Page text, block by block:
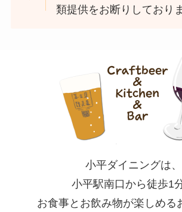
類提供をお断りしており
小平ダイニングは、
小平駅南口から徒歩1
お食事とお飲み物が楽しめる